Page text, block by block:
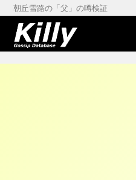
朝丘雪路の「父」の噂検証